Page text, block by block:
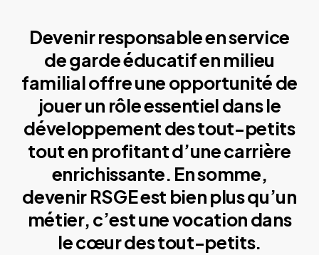
Devenir responsable en service
de garde éducatif en milieu
familial offre une opportunité de
jouer un rôle essentiel dans le
développement des tout-petits
tout en profitant d’une carrière
enrichissante. En somme,
devenir RSGE est bien plus qu’un
métier, c’est une vocation dans
le cœur des tout-petits.